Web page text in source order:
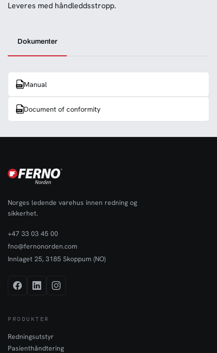
Leveres med håndleddsstropp.
Dokumenter
Manual
Document of conformity
Norges ledende varehus innen redning og
sikkerhet.
+47 33 03 45 00
fno@fernonorden.com
Innlaget 25, 3185 Skoppum (NO)
PRODUKTER
Redningsutstyr
Pasienthåndtering